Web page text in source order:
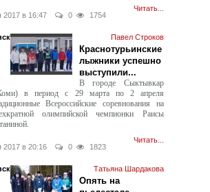
2017 в 16:47 0 1754
Читать...
Павел Строков
Краснотурьинские
лыжники успешно
выступили...
В городе Сыктывкар
в период с 29 марта по 2 апреля
Всероссийские соревнования на
олимпийской чемпионки Раисы
2017 в 20:16 0 1823
Читать...
Татьяна Шардакова
Опять на